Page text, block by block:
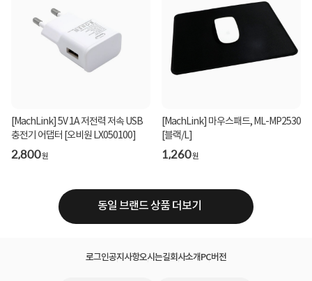
[MachLink] 5V 1A 저전력 저속 USB
충전기 어댑터 [오비원 LX050100]
2,800원
[MachLink] 마우스패드, ML-MP2530
[블랙/L]
1,260원
동일 브랜드 상품 더보기
로그인공지사항오시는길회사소개PC버전